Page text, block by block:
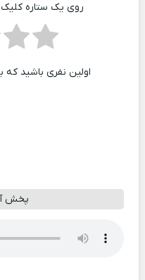
روی یک ستاره کلیک
اولین نفری باشید که
پخش